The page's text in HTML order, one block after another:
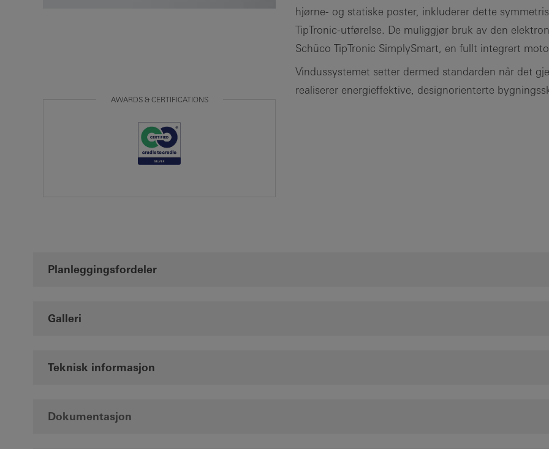
hjørne- og statiske poster, inkluderer dette
TipTronic-utførelse. De muliggjør bruk av den
Schüco TipTronic SimplySmart, en fullt integrert
Vindussystemet setter dermed standarden når det
realiserer energieffektive, designorienterte
AWARDS & CERTIFICATIONS
Planleggingsfordeler
Galleri
Teknisk informasjon
Dokumentasjon